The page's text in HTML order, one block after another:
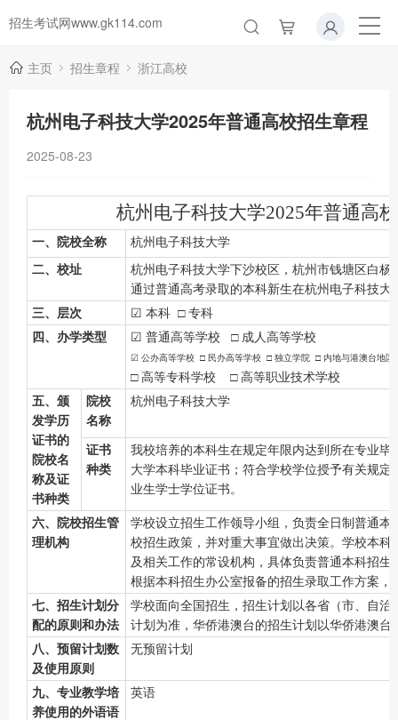
招生考试网www.gk114.com
主页 招生章程 浙江高校
杭州电子科技大学2025年普通高校招生章程
2025-08-23
杭州电子科技大学2025年普通高
一、院校全称 杭州电子科技大学
二、校址 杭州电子科技大学下沙校区，杭州市钱塘区白杨
通过普通高考录取的本科新生在杭州电子科技大
三、层次
☑ 本科 □ 专科
四、办学类型
☑ 普通高等学校 □ 成人高等学校
☑ 公办高等学校 □ 民办高等学校 □ 独立学院 □ 内地与港澳台地区
□ 高等专科学校 □ 高等职业技术学校
五、颁
发学历
证书的
院校名
称及证
书种类
院校
名称
杭州电子科技大学
证书
种类
我校培养的本科生在规定年限内达到所在专业毕
大学本科毕业证书；符合学校学位授予有关规定
业生学士学位证书。
六、院校招生管
理机构
学校设立招生工作领导小组，负责全日制普通本
校招生政策，并对重大事宜做出决策。学校本科
及相关工作的常设机构，具体负责普通本科招生
根据本科招生办公室报备的招生录取工作方案，
七、招生计划分
配的原则和办法
学校面向全国招生，招生计划以各省（市、自治
计划为准，华侨港澳台的招生计划以华侨港澳台
八、预留计划数
及使用原则
无预留计划
九、专业教学培
养使用的外语语
英语